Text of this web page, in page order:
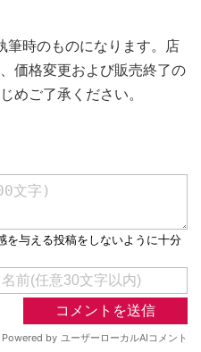
筆時のものになります。店
価格変更および販売終了の
めご了承ください。